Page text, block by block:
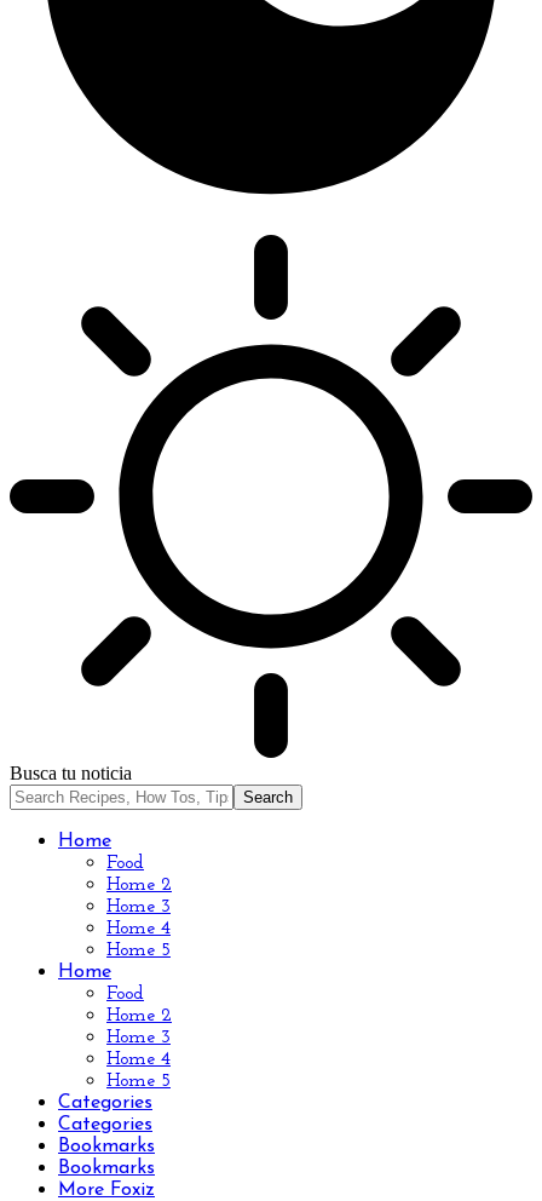
Busca tu noticia
Home
Food
Home 2
Home 3
Home 4
Home 5
Home
Food
Home 2
Home 3
Home 4
Home 5
Categories
Categories
Bookmarks
Bookmarks
More Foxiz